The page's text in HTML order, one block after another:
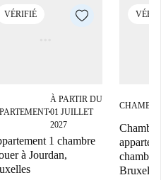
VÉRIFIÉ
■
À PARTIR DU
01 JUILLET
2027
1 chambre
à Jourdan,
CHAMBRE
Bruxelles